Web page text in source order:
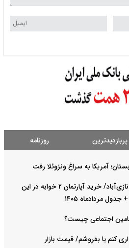
پربازدیدترین روزنامه
لیست قیمت خرید مسکن در نازی‌آباد/ خرید آپارتمان ۲ خوابه در این
مردادماه ۱۴۰۵
اجتماعی چیست؟
کنم یا بفروشم/ قیمت بازار